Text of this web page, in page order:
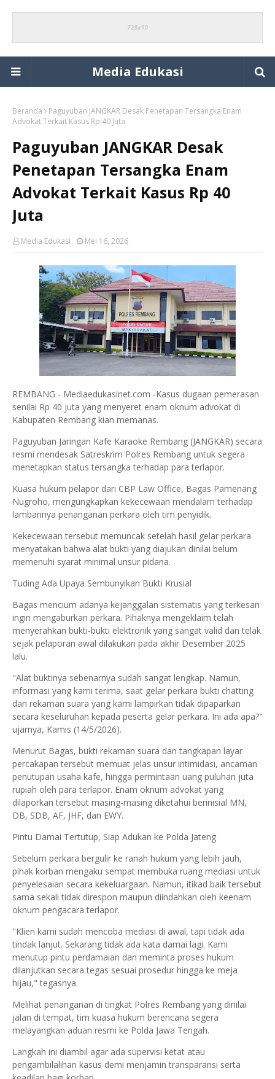
Media Edukasi
Beranda
Paguyuban JANGKAR Desak Penetapan Tersangka Enam
Advokat Terkait Kasus Rp 40 Juta
Paguyuban JANGKAR Desak
Penetapan Tersangka Enam
Advokat Terkait Kasus Rp 40
Juta
Media Edukasi Mei 16, 2026
REMBANG - Mediaedukasinet.com -Kasus dugaan pemerasan
senilai Rp 40 juta yang menyeret enam oknum advokat di
Kabupaten Rembang kian memanas.
Paguyuban Jaringan Kafe Karaoke Rembang (JANGKAR) secara
resmi mendesak Satreskrim Polres Rembang untuk segera
menetapkan status tersangka terhadap para terlapor.
Kuasa hukum pelapor dari CBP Law Office, Bagas Pamenang
Nugroho, mengungkapkan kekecewaan mendalam terhadap
lambannya penanganan perkara oleh tim penyidik.
Kekecewaan tersebut memuncak setelah hasil gelar perkara
menyatakan bahwa alat bukti yang diajukan dinilai belum
memenuhi syarat minimal unsur pidana.
Tuding Ada Upaya Sembunyikan Bukti Krusial
Bagas mencium adanya kejanggalan sistematis yang terkesan
ingin mengaburkan perkara. Pihaknya mengeklaim telah
menyerahkan bukti-bukti elektronik yang sangat valid dan telak
sejak pelaporan awal dilakukan pada akhir Desember 2025
lalu.
"Alat buktinya sebenarnya sudah sangat lengkap. Namun,
informasi yang kami terima, saat gelar perkara bukti chatting
dan rekaman suara yang kami lampirkan tidak dipaparkan
secara keseluruhan kepada peserta gelar perkara. Ini ada apa?"
ujarnya, Kamis (14/5/2026).
Menurut Bagas, bukti rekaman suara dan tangkapan layar
percakapan tersebut memuat jelas unsur intimidasi, ancaman
penutupan usaha kafe, hingga permintaan uang puluhan juta
rupiah oleh para terlapor. Enam oknum advokat yang
dilaporkan tersebut masing-masing diketahui berinisial MN,
DB, SDB, AF, JHF, dan EWY.
Pintu Damai Tertutup, Siap Adukan ke Polda Jateng
Sebelum perkara bergulir ke ranah hukum yang lebih jauh,
pihak korban mengaku sempat membuka ruang mediasi untuk
penyelesaian secara kekeluargaan. Namun, itikad baik tersebut
sama sekali tidak direspon maupun diindahkan oleh keenam
oknum pengacara terlapor.
"Klien kami sudah mencoba mediasi di awal, tapi tidak ada
tindak lanjut. Sekarang tidak ada kata damai lagi. Kami
menutup pintu perdamaian dan meminta proses hukum
dilanjutkan secara tegas sesuai prosedur hingga ke meja
hijau," tegasnya.
Melihat penanganan di tingkat Polres Rembang yang dinilai
jalan di tempat, tim kuasa hukum berencana segera
melayangkan aduan resmi ke Polda Jawa Tengah.
Langkah ini diambil agar ada supervisi ketat atau
pengambilalihan kasus demi menjamin transparansi serta